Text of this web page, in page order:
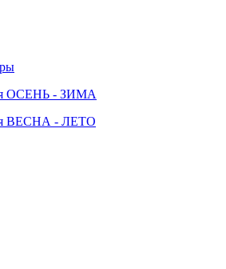
ОСЕНЬ - ЗИМА
ВЕСНА - ЛЕТО